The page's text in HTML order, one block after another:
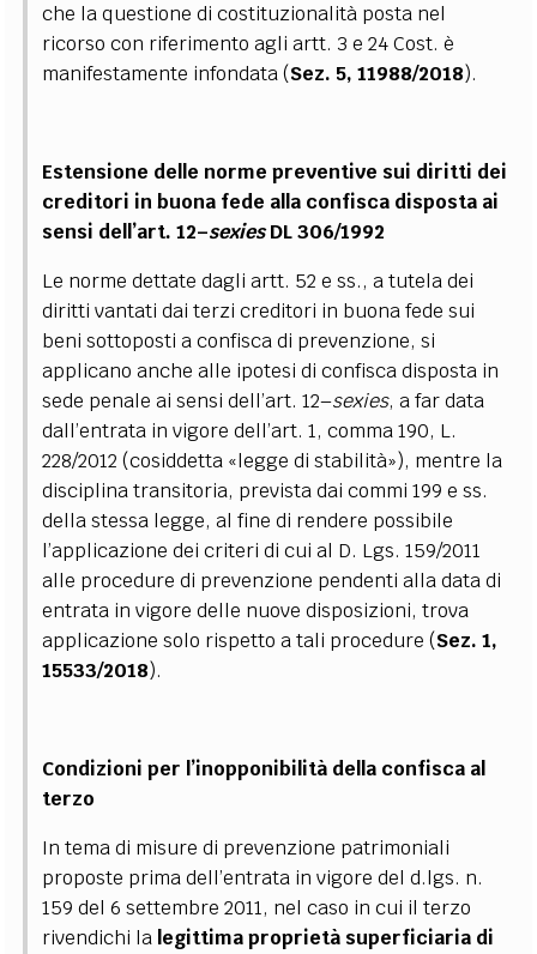
che la questione di costituzionalità posta nel
ricorso con riferimento agli artt. 3 e 24 Cost. è
manifestamente infondata (Sez. 5, 11988/2018).
Estensione delle norme preventive sui diritti dei
creditori in buona fede alla confisca disposta ai
sensi dell’art. 12–sexiesDL 306/1992
Le norme dettate dagli artt. 52 e ss., a tutela dei
diritti vantati dai terzi creditori in buona fede sui
beni sottoposti a confisca di prevenzione, si
applicano anche alle ipotesi di confisca disposta in
sede penale ai sensi dell’art. 12–sexies, a far data
dall’entrata in vigore dell’art. 1, comma 190, L.
228/2012 (cosiddetta «legge di stabilità»), mentre la
disciplina transitoria, prevista dai commi 199 e ss.
della stessa legge, al fine di rendere possibile
l’applicazione dei criteri di cui al D. Lgs. 159/2011
alle procedure di prevenzione pendenti alla data di
entrata in vigore delle nuove disposizioni, trova
applicazione solo rispetto a tali procedure (Sez. 1,
15533/2018).
Condizioni per l’inopponibilità della confisca al
terzo
In tema di misure di prevenzione patrimoniali
proposte prima dell’entrata in vigore del d.lgs. n.
159 del 6 settembre 2011, nel caso in cui il terzo
rivendichi la legittima proprietà superficiaria di